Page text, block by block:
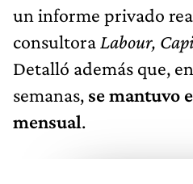
un informe privado
consultora Labour,
Detalló además que,
semanas, se mantuvo
mensual.